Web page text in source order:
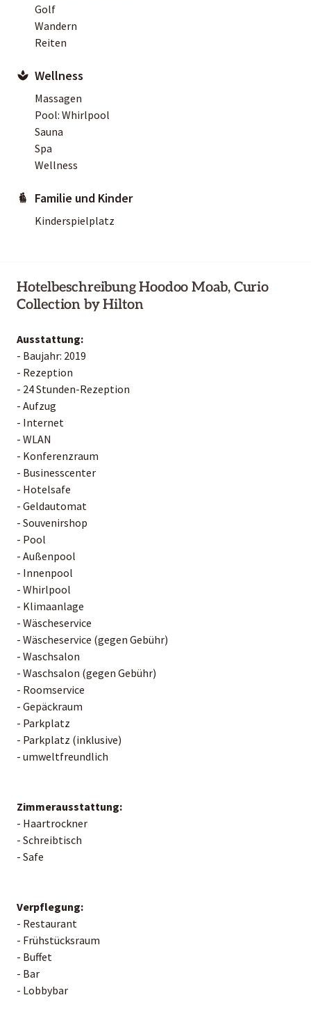
Golf
Wandern
Reiten
Wellness
Massagen
Pool: Whirlpool
Sauna
Spa
Wellness
Familie und Kinder
Kinderspielplatz
Hotelbeschreibung Hoodoo Moab, Curio
Collection by Hilton
Ausstattung:
- Baujahr: 2019
- Rezeption
- 24 Stunden-Rezeption
- Aufzug
- Internet
- WLAN
- Konferenzraum
- Businesscenter
- Hotelsafe
- Geldautomat
- Souvenirshop
- Pool
- Außenpool
- Innenpool
- Whirlpool
- Klimaanlage
- Wäscheservice
- Wäscheservice (gegen Gebühr)
- Waschsalon
- Waschsalon (gegen Gebühr)
- Roomservice
- Gepäckraum
- Parkplatz
- Parkplatz (inklusive)
- umweltfreundlich
Zimmerausstattung:
- Haartrockner
- Schreibtisch
- Safe
Verpflegung:
- Restaurant
- Frühstücksraum
- Buffet
- Bar
- Lobbybar